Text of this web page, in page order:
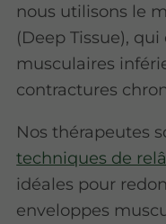
nous utilisons le
(Deep Tissue),
musculaires
contractures
Nos thérapeutes
techniques de
idéales pour
enveloppes